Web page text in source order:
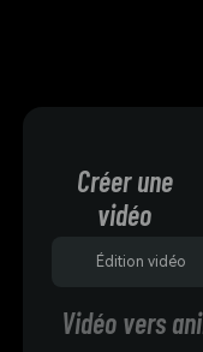
Créer une
vidéo
Édition vidéo
Vidéo vers